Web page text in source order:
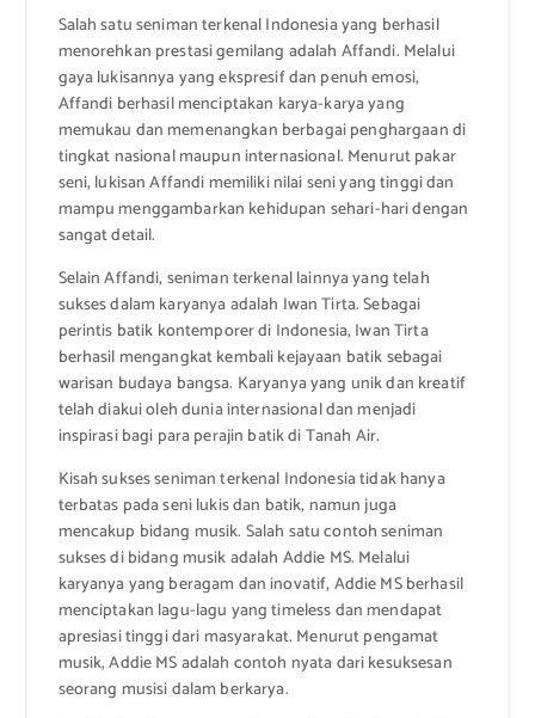
Salah satu seniman terkenal Indonesia yang berhasil
menorehkan prestasi gemilang adalah Affandi. Melalui
gaya lukisannya yang ekspresif dan penuh emosi,
Affandi berhasil menciptakan karya-karya yang
memukau dan memenangkan berbagai penghargaan di
tingkat nasional maupun internasional. Menurut pakar
seni, lukisan Affandi memiliki nilai seni yang tinggi dan
mampu menggambarkan kehidupan sehari-hari dengan
sangat detail.
Selain Affandi, seniman terkenal lainnya yang telah
sukses dalam karyanya adalah Iwan Tirta. Sebagai
perintis batik kontemporer di Indonesia, Iwan Tirta
berhasil mengangkat kembali kejayaan batik sebagai
warisan budaya bangsa. Karyanya yang unik dan kreatif
telah diakui oleh dunia internasional dan menjadi
inspirasi bagi para perajin batik di Tanah Air.
Kisah sukses seniman terkenal Indonesia tidak hanya
terbatas pada seni lukis dan batik, namun juga
mencakup bidang musik. Salah satu contoh seniman
sukses di bidang musik adalah Addie MS. Melalui
karyanya yang beragam dan inovatif, Addie MS berhasil
menciptakan lagu-lagu yang timeless dan mendapat
apresiasi tinggi dari masyarakat. Menurut pengamat
musik, Addie MS adalah contoh nyata dari kesuksesan
seorang musisi dalam berkarya.